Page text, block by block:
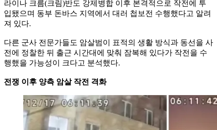
라이나 크름(크림)반도 강제병합 이후 본격적으로 작전에 투
입됐으며 동부 돈바스 지역에서 대러 첩보전 수행했다고 알려
져 있다.
다른 군사 전문가들도 암살범이 표적의 생활 방식과 동선을 사
전에 정찰한 뒤 출근 시간대에 맞춰 잠복해 있다가 작전을 수
행했을 가능성이 크다고 분석했다.
전쟁 이후 양측 암살 작전 격화